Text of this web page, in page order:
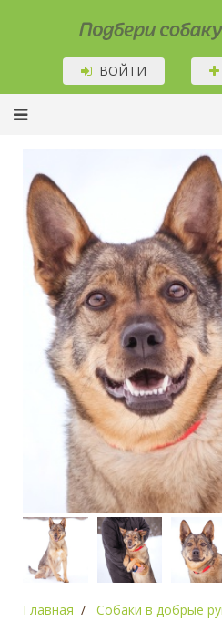
Подбери собаку!
ВОЙТИ
Главная Собаки в добрые